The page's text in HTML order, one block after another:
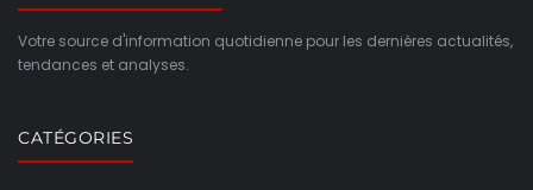
Votre source d'information quotidienne pour les dernières actualités,
tendances et analyses.
CATÉGORIES